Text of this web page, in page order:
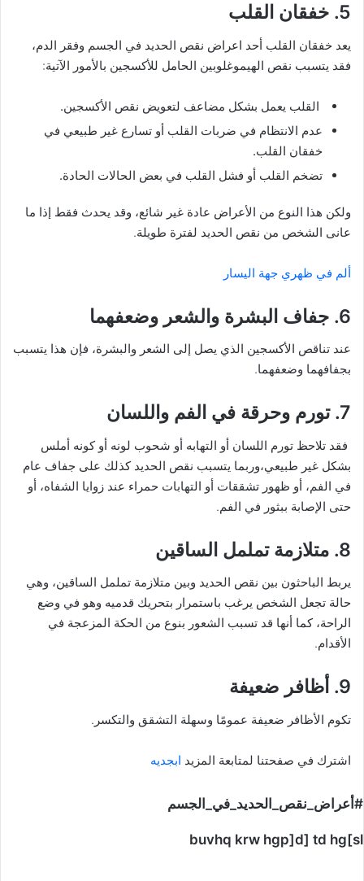
5. خفقان القلب
يعد خفقان القلب أحد اعراض نقص الحديد في الجسم وفقر الدم،
فقد يتسبب نقص الهيموغلوبين الحامل للأكسجين بالأمور الآتية:
القلب يعمل بشكل مضاعف لتعويض نقص الأكسجين.
عدم الانتظام في ضربات القلب أو تسارع غير طبيعي في
خفقان القلب.
تضخم القلب أو فشل القلب في بعض الحالات الحادة.
ولكن هذا النوع من الأعراض عادة غير شائع، وقد يحدث فقط إذا ما
عانى الشخص من نقص الحديد لفترة طويلة.
ألم في ظهري جهة اليسار
6. جفاف البشرة والشعر وضعفهما
عند تناقص الأكسجين الذي يصل إلى الشعر والبشرة، فإن هذا يتسبب
بجفافهما وضعفهما.
7. تورم وحرقة في الفم واللسان
فقد تلاحظ تورم اللسان أو التهابه أو شحوب لونه أو كونه أملس
بشكل غير طبيعي،وربما يتسبب نقص الحديد كذلك على جفاف عام
في الفم، أو ظهور تشققات أو التهابات حمراء عند زوايا الشفاه، أو
حتى الإصابة ببثور في الفم.
8. متلازمة تململ الساقين
يربط الباحثون بين نقص الحديد وبين متلازمة تململ الساقين، وهي
حالة تجعل الشخص يرغب باستمرار بتحريك قدميه وهو في وضع
الراحة، كما أنها قد تسبب الشعور بنوع من الحكة المزعجة في
الأقدام.
9. أظافر ضعيفة
تكوم الأظافر ضعيفة عمومًا وسهلة التشقق والتكسر.
اشترك في صفحتنا لمتابعة المزيد ابجديه
#أعراض_نقص_الحديد_في_الجسم
buvhq krw hgp]d] td hg[sl